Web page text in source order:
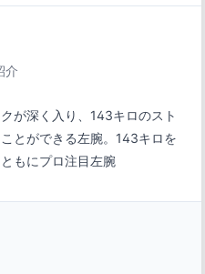
介
が深く入り、143キロのスト
とができる左腕。143キロを
もにプロ注目左腕